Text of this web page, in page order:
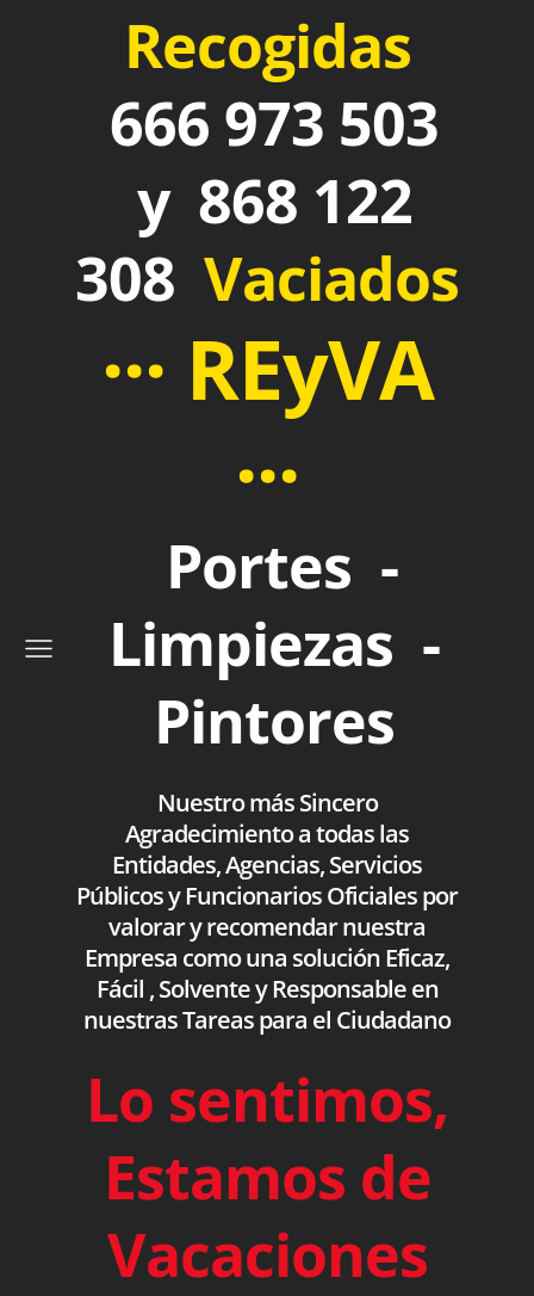
Recogidas
666 973 503
y 868 122
308 Vaciados
··· REyVA
···
Portes -
Limpiezas -
Pintores
Nuestro más Sincero
Agradecimiento a todas las
Entidades, Agencias, Servicios
Públicos y Funcionarios Oficiales por
valorar y recomendar nuestra
Empresa como una solución Eficaz,
Fácil , Solvente y Responsable en
nuestras Tareas para el Ciudadano
Lo sentimos,
Estamos de
Vacaciones